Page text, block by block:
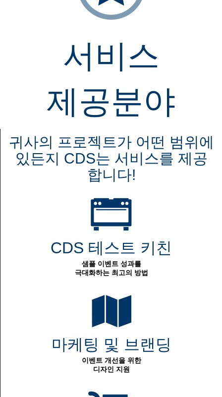
서비스
제공분야
귀사의 프로젝트가 어떤 범위에
있든지 CDS는 서비스를 제공
합니다!
CDS 테스트 키친
샘플 이벤트 성과를
극대화하는 최고의 방법
마케팅 및 브랜딩
이벤트 개선을 위한
디자인 지원